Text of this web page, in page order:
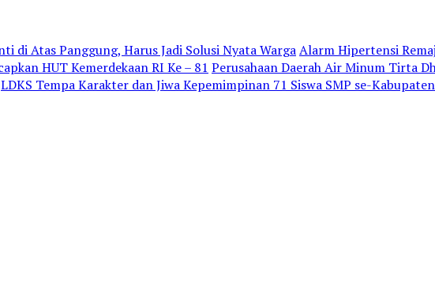
di Atas Panggung, Harus Jadi Solusi Nyata WargaAlarm Hipertensi
HUT Kemerdekaan RI Ke – 81 Perusahaan Daerah Air Minum Tirta
LDKS Tempa Karakter dan Jiwa Kepemimpinan 71 Siswa SMP se-